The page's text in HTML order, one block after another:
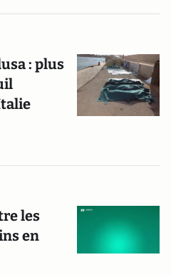
: plus
les
en